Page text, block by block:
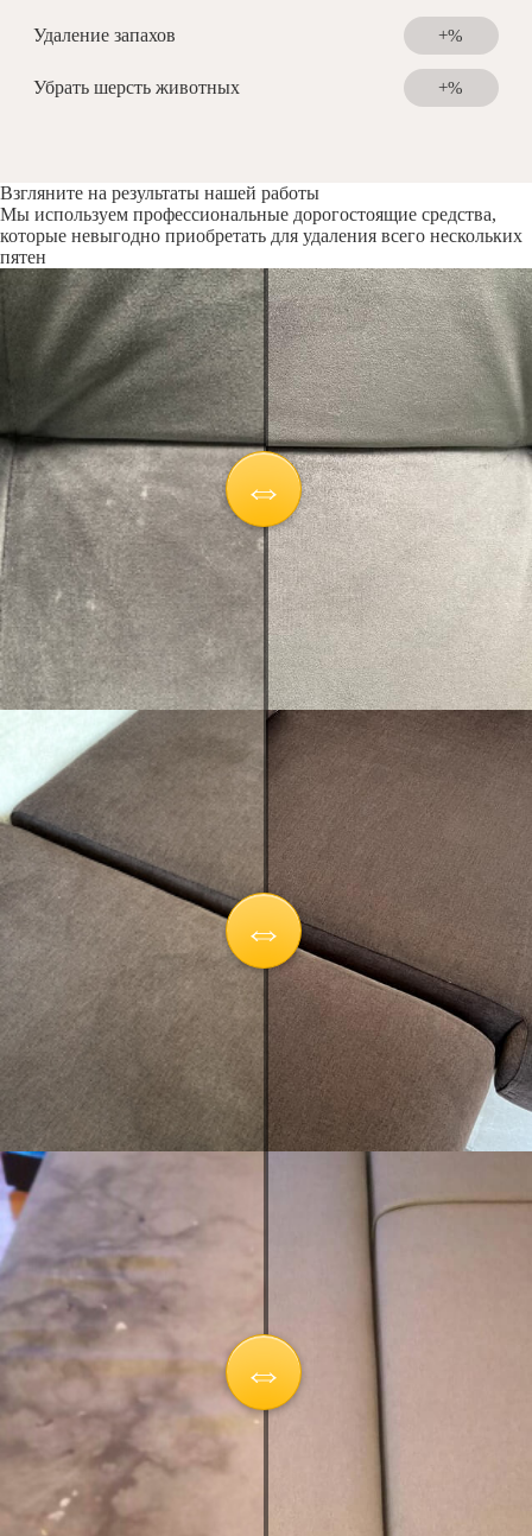
Удаление запахов +%
Убрать шерсть животных +%
Взгляните на результаты нашей работы
Мы используем профессиональные дорогостоящие средства,
которые невыгодно приобретать для удаления всего нескольких
пятен